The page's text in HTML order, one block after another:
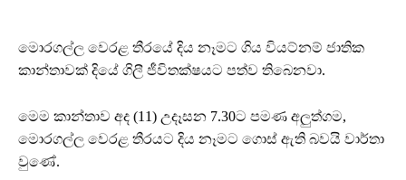
මොරගල්ල වෙරළ තීරයේ දිය නෑමට ගිය වියට්නම් ජාතික
කාන්තාවක් දියේ ගිලී ජීවිතක්ෂයට පත්ව තිබෙනවා.
මෙම කාන්තාව අද (11) උදෑසන 7.30ට පමණ අලුත්ගම,
මොරගල්ල වෙරළ තීරයට දිය නෑමට ගොස් ඇති බවයි වාර්තා
වුණේ.